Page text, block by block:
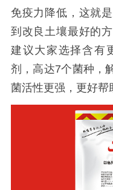
免疫力降低，这就
到改良土壤最好的
建议大家选择含有
剂，高达7个菌种，
菌活性更强，更好帮